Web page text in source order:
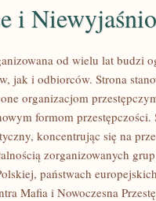
i
od wielu lat budzi
jak i odbiorców. Strona
organizacjom
formom
koncentrując się na
zorganizowanych
państwach
Mafia i Nowoczesna